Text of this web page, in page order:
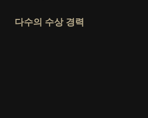
다수의 수상 경력